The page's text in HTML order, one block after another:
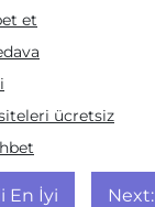
et
ücretsiz
En İyi
Next: